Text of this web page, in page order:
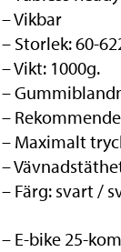
– Vikbar
– Storlek: 60-
– Vikt: 1000g.
–
–
– Maximalt
–
– Färg: svart /
– E-bike 25-